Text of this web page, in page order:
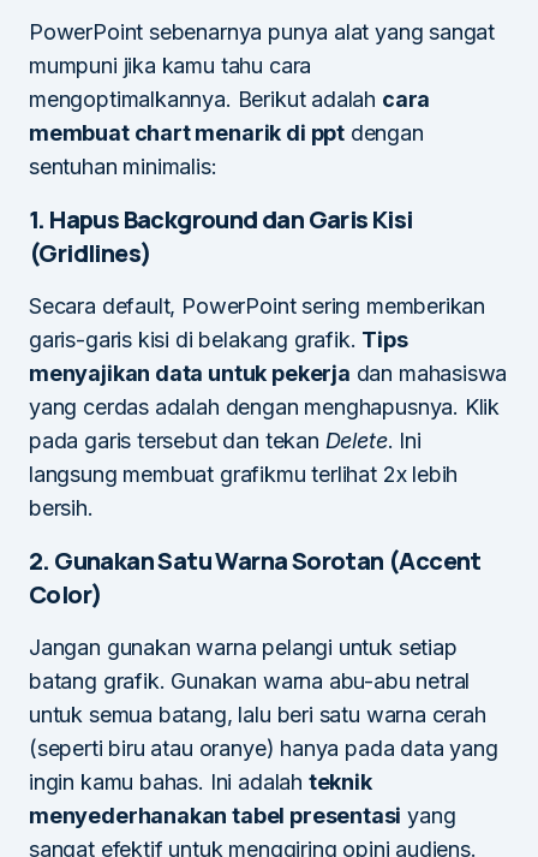
PowerPoint sebenarnya punya alat yang sangat
mumpuni jika kamu tahu cara
mengoptimalkannya. Berikut adalah cara
membuat chart menarik di pptdengan
sentuhan minimalis:
1. Hapus Background dan Garis Kisi
(Gridlines)
Secara default, PowerPoint sering memberikan
garis-garis kisi di belakang grafik. Tips
menyajikan data untuk pekerja dan mahasiswa
yang cerdas adalah dengan menghapusnya. Klik
pada garis tersebut dan tekan Delete. Ini
langsung membuat grafikmu terlihat 2x lebih
bersih.
2. Gunakan Satu Warna Sorotan (Accent
Color)
Jangan gunakan warna pelangi untuk setiap
batang grafik. Gunakan warna abu-abu netral
untuk semua batang, lalu beri satu warna cerah
(seperti biru atau oranye) hanya pada data yang
ingin kamu bahas. Ini adalah teknik
menyederhanakan tabel presentasi yang
sangat efektif untuk menggiring opini audiens.